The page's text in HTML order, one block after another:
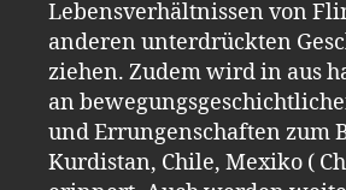
Lebensverhältnissen von
anderen unterdrückten
ziehen. Zudem wird in aus
an
und Errungenschaften zum
Kurdistan, Chile, Mexiko (